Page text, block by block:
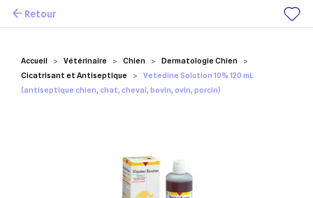
Mes favoris
Accueil Vétérinaire Chien
Dermatologie Chien
Cicatrisant et Antiseptique
Vetedine Solution 10% 120 mL
(antiseptique chien, chat, cheval, bovin, ovin, porcin)
Retour